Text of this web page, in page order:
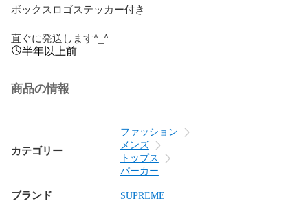
ボックスロゴステッカー付き
直ぐに発送します^_^
半年以上前
商品の情報
カテゴリー
ファッション
メンズ
トップス
パーカー
ブランド SUPREME